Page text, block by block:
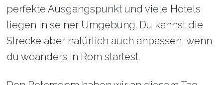
perfekte Ausgangspunkt und viele Hotels
liegen in seiner Umgebung. Du kannst die
Strecke aber natürlich auch anpassen, wenn
du woanders in Rom startest.